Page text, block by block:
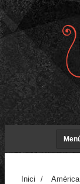
Inici / Amèrica